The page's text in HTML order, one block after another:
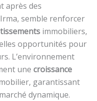
après des
semble renforcer
immobiliers,
opportunités pour
L’environnement
une croissance
garantissant
dynamique.